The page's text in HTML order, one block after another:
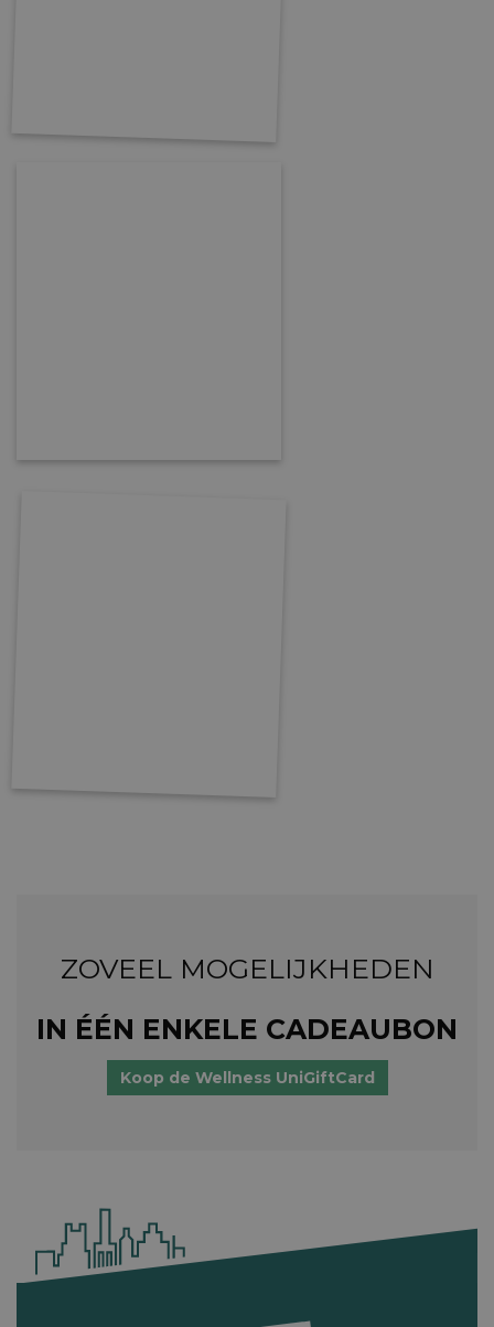
ZOVEEL MOGELIJKHEDEN
IN ÉÉN ENKELE CADEAUBON
Koop de Wellness UniGiftCard